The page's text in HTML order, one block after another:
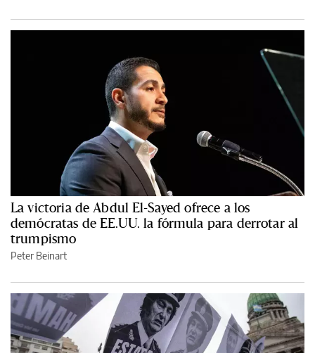
La victoria de Abdul El-Sayed ofrece a los
demócratas de EE.UU. la fórmula para derrotar al
trumpismo
Peter Beinart